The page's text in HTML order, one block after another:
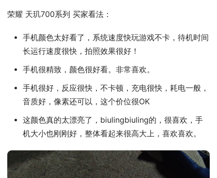
荣耀 天玑700系列 买家看法：
手机颜色太好看了，系统速度快玩游戏不卡，待机时间
长运行速度很快，拍照效果很好！
手机很精致，颜色很好看。非常喜欢。
手机很好，反应很快，不卡顿，充电很快，耗电一般，
音质好，像素还可以，这个价位很OK
这颜色真的太漂亮了，biulingbiuling的，很喜欢，手
机大小也刚刚好，整体看起来很高大上，喜欢喜欢。